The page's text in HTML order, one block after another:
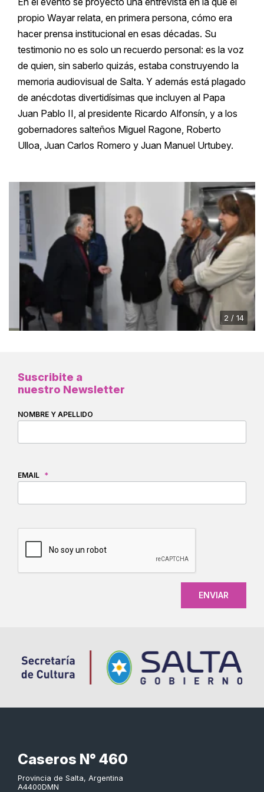
propio Wayar relata, en primera persona, cómo era
hacer prensa institucional en esas décadas. Su
testimonio no es solo un recuerdo personal: es la voz
de quien, sin saberlo quizás, estaba construyendo la
memoria audiovisual de Salta. Y además está plagado
de anécdotas divertidísimas que incluyen al Papa
Juan Pablo II, al presidente Ricardo Alfonsín, y a los
gobernadores salteños Miguel Ragone, Roberto
Ulloa, Juan Carlos Romero y Juan Manuel Urtubey.
2 / 14
Suscribite a
nuestro Newsletter
NOMBRE Y APELLIDO
EMAIL *
Caseros N° 460
Provincia de Salta, Argentina
A4400DMN